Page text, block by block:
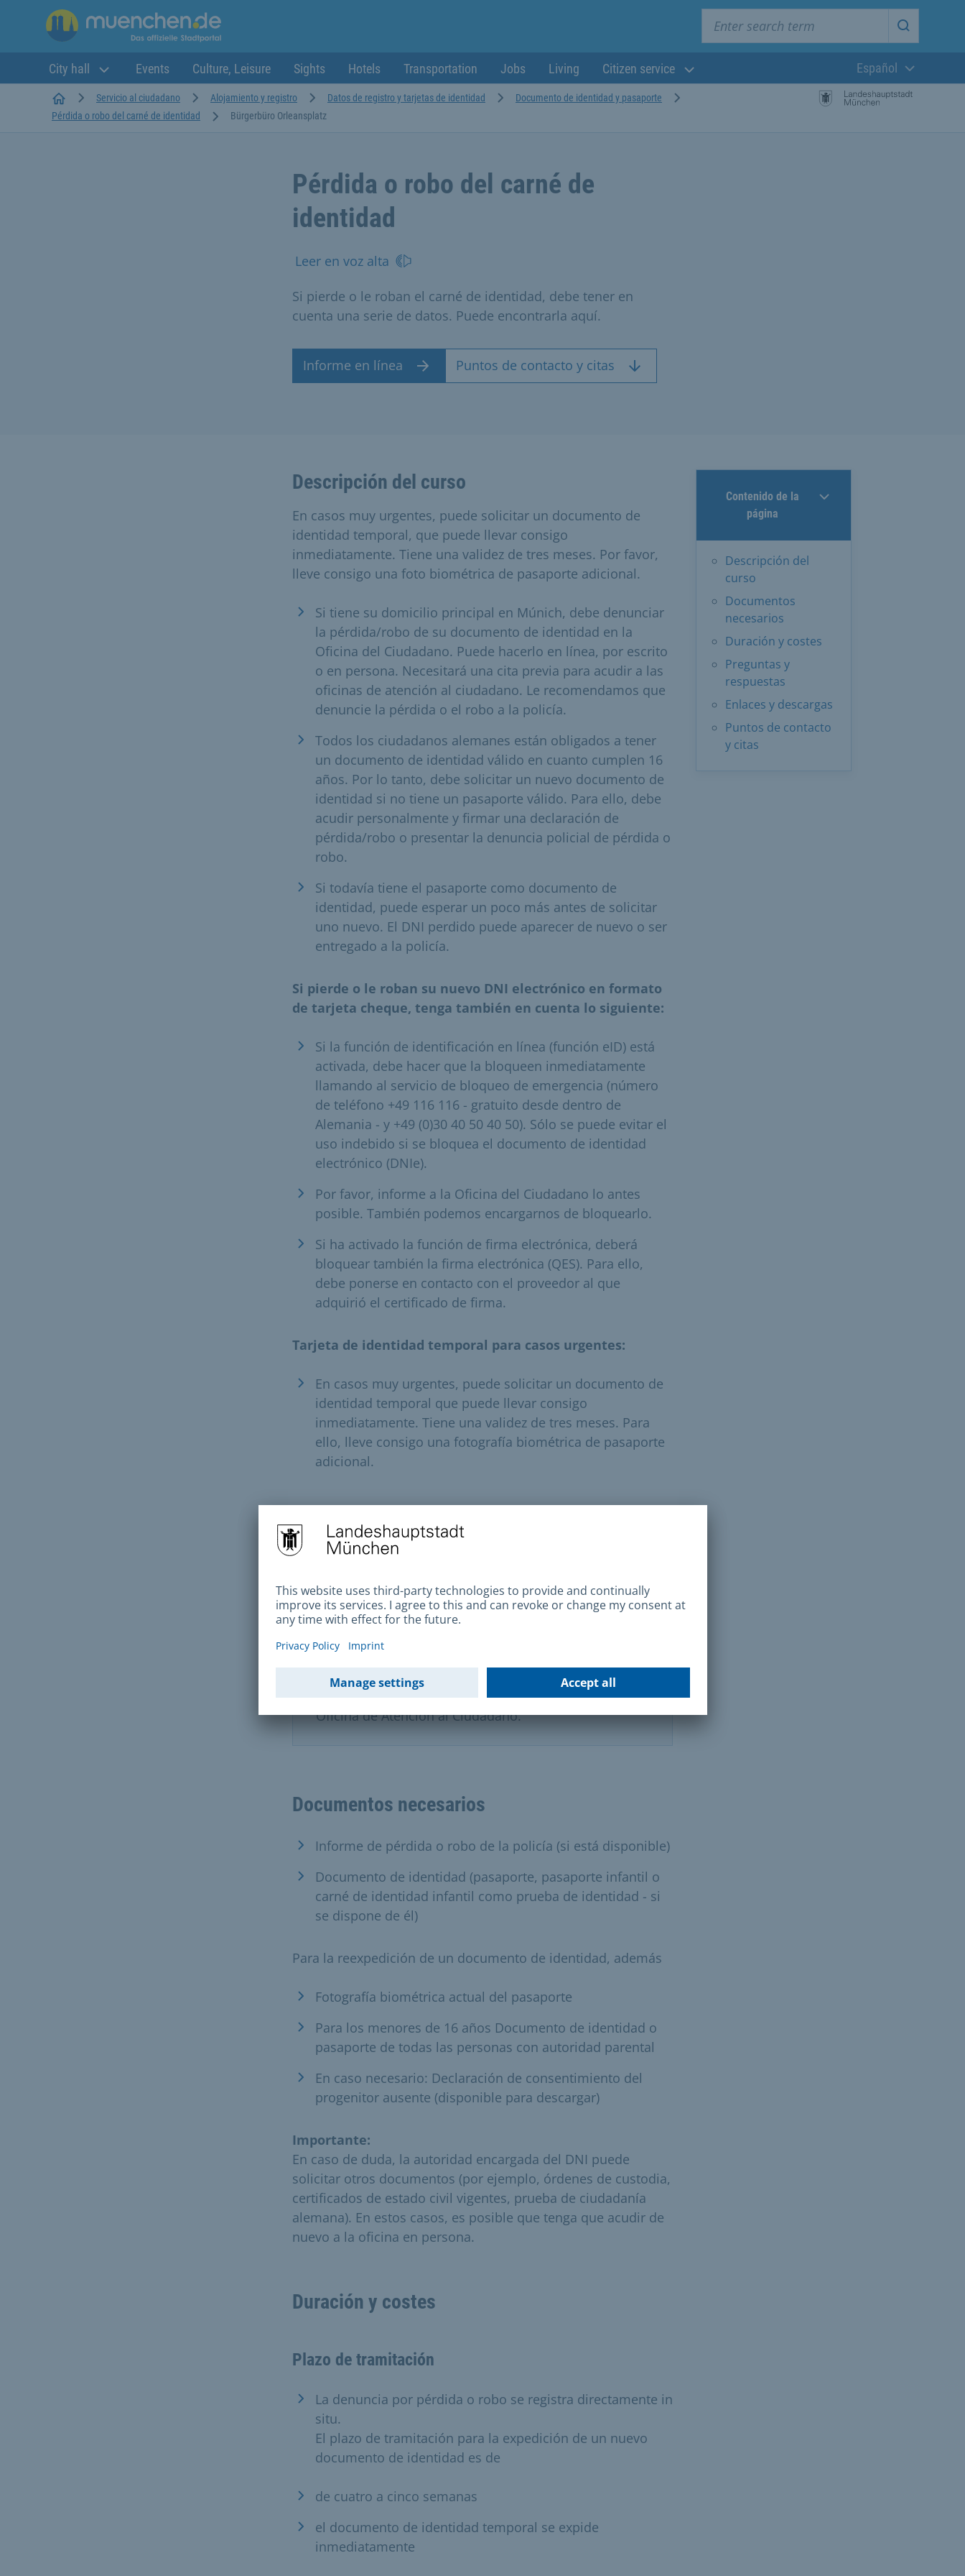
Start
City hall Events Culture, Leisure Sights Hotels Transportation Jobs Living Citizen service
Lengua actual:
Español
StartseiteServicio al ciudadano Alojamiento y registro Datos de registro y tarjetas de identidad
Documento de identidad y pasaporte
Pérdida o robo del carné de identidad
Bürgerbüro Orleansplatz
Pérdida o robo del carné de
identidad
Leer en voz alta
Si pierde o le roban el carné de identidad, debe tener en
cuenta una serie de datos. Puede encontrarla aquí.
Informe en línea Puntos de contacto y citas
Contenido de la
página
Descripción del
curso
Documentos
necesarios
Duración y costes
Preguntas y
respuestas
Enlaces y descargas
Puntos de contacto
y citas
Descripción del curso
En casos muy urgentes, puede solicitar un documento de
identidad temporal, que puede llevar consigo
inmediatamente. Tiene una validez de tres meses. Por favor,
lleve consigo una foto biométrica de pasaporte adicional.
Si tiene su domicilio principal en Múnich, debe denunciar
la pérdida/robo de su documento de identidad en la
Oficina del Ciudadano. Puede hacerlo en línea, por escrito
o en persona. Necesitará una cita previa para acudir a las
oficinas de atención al ciudadano. Le recomendamos que
denuncie la pérdida o el robo a la policía.
Todos los ciudadanos alemanes están obligados a tener
un documento de identidad válido en cuanto cumplen 16
años. Por lo tanto, debe solicitar un nuevo documento de
identidad si no tiene un pasaporte válido. Para ello, debe
acudir personalmente y firmar una declaración de
pérdida/robo o presentar la denuncia policial de pérdida o
robo.
Si todavía tiene el pasaporte como documento de
identidad, puede esperar un poco más antes de solicitar
uno nuevo. El DNI perdido puede aparecer de nuevo o ser
entregado a la policía.
Si pierde o le roban su nuevo DNI electrónico en formato
de tarjeta cheque, tenga también en cuenta lo siguiente:
Si la función de identificación en línea (función eID) está
activada, debe hacer que la bloqueen inmediatamente
llamando al servicio de bloqueo de emergencia (número
de teléfono +49 116 116 - gratuito desde dentro de
Alemania - y +49 (0)30 40 50 40 50). Sólo se puede evitar el
uso indebido si se bloquea el documento de identidad
electrónico (DNIe).
Por favor, informe a la Oficina del Ciudadano lo antes
posible. También podemos encargarnos de bloquearlo.
Si ha activado la función de firma electrónica, deberá
bloquear también la firma electrónica (QES). Para ello,
debe ponerse en contacto con el proveedor al que
adquirió el certificado de firma.
Tarjeta de identidad temporal para casos urgentes:
En casos muy urgentes, puede solicitar un documento de
identidad temporal que puede llevar consigo
inmediatamente. Tiene una validez de tres meses. Para
ello, lleve consigo una fotografía biométrica de pasaporte
adicional.
Nota importante
Nota importante
Si se le pierde o le roban el carné de identidad,
informe inmediatamente a su Oficina de Registro de
Ciudadanos para evitar problemas cuando viaje al
extranjero. Puede hacerlo
, por escrito o
en persona. Necesitaráscita previapara acudir a la
Oficina de Atención al Ciudadano.
Documentos necesarios
Informe de pérdida o robo de la policía (si está disponible)
Documento de identidad (pasaporte, pasaporte infantil o
carné de identidad infantil como prueba de identidad - si
se dispone de él)
Para la reexpedición de un documento de identidad, además
Fotografía biométrica actual del pasaporte
Para los menores de 16 años Documento de identidad o
pasaporte de todas las personas con autoridad parental
En caso necesario: Declaración de consentimiento del
progenitor ausente (disponible para descargar)
Importante:
En caso de duda, la autoridad encargada del DNI puede
solicitar otros documentos (por ejemplo, órdenes de custodia,
certificados de estado civil vigentes, prueba de ciudadanía
alemana). En estos casos, es posible que tenga que acudir de
nuevo a la oficina en persona.
Duración y costes
Plazo de tramitación
La denuncia por pérdida o robo se registra directamente in
situ.
El plazo de tramitación para la expedición de un nuevo
documento de identidad es de
de cuatro a cinco semanas
el documento de identidad temporal se expide
inmediatamente